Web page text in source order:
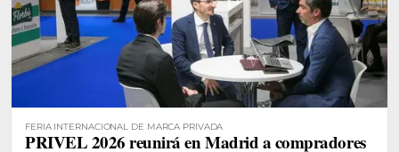
FERIA INTERNACIONAL DE MARCA PRIVADA
PRIVEL 2026 reunirá en Madrid a compradores